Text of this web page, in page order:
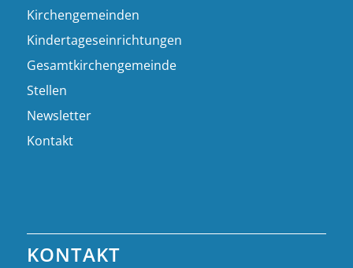
Kirchengemeinden
Kindertageseinrichtungen
Gesamtkirchengemeinde
Stellen
Newsletter
Kontakt
KONTAKT